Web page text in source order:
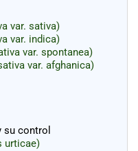
var. sativa)
var. indica)
var. spontanea)
var. afghanica)
su control
urticae)